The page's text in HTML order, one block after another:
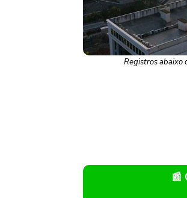
Registros abaixo
📰